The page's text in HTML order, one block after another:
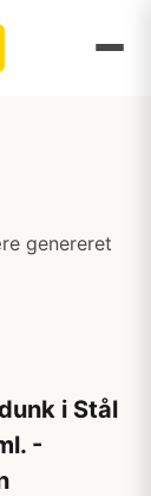
genereret
i Stål
-